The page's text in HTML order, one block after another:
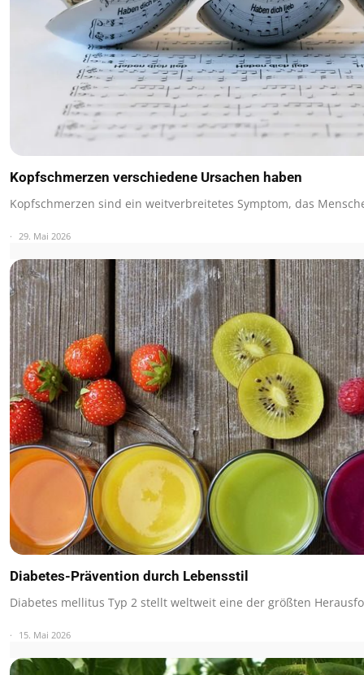
Kopfschmerzen verschiedene Ursachen haben
Kopfschmerzen sind ein weitverbreitetes Symptom, das
29. Mai 2026
Diabetes-Prävention durch Lebensstil
Diabetes mellitus Typ 2 stellt weltweit eine der größten
15. Mai 2026